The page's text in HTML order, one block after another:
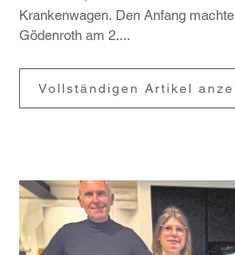
Kran­ken­wagen. Den Anfang
Göden­roth am 2....
Vollständigen Artikel